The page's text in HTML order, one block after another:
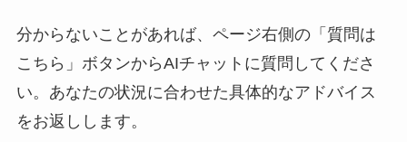
分からないことがあれば、ページ右側の「質問は
こちら」ボタンからAIチャットに質問してくださ
い。あなたの状況に合わせた具体的なアドバイス
をお返しします。